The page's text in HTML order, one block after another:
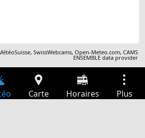
,SwissWebcams,Open-Meteo.com,CAMS
ENSEMBLE data provider
Carte Horaires Plus